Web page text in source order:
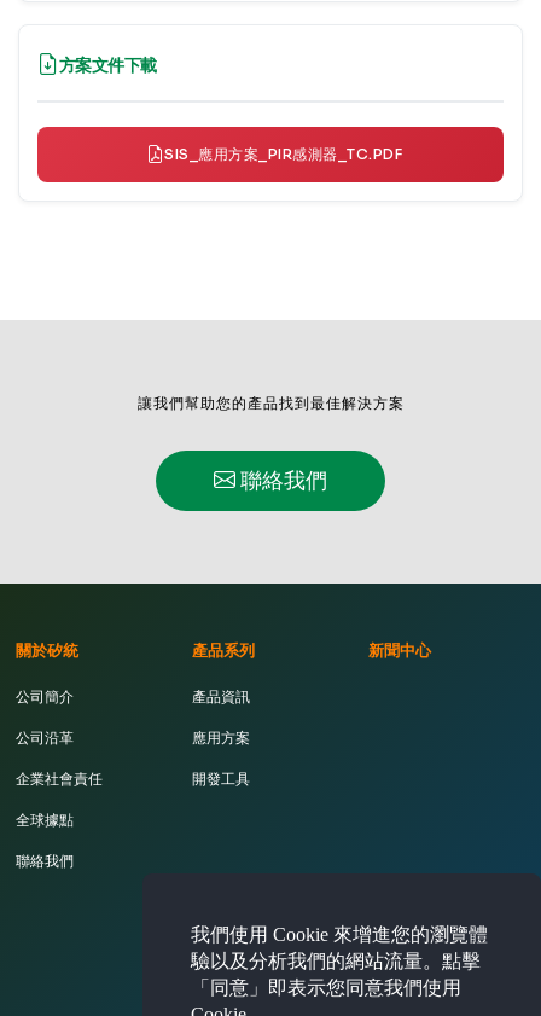
方案文件下載
SIS_應用方案_PIR感測器_TC.PDF
讓我們幫助您的產品找到最佳解決方案
聯絡我們
關於矽統
公司簡介
公司沿革
企業社會責任
全球據點
聯絡我們
產品系列
產品資訊
應用方案
開發工具
新聞中心
投資人專區
我們使用 Cookie 來增進您的瀏覽體
驗以及分析我們的網站流量。點擊
「同意」即表示您同意我們使用